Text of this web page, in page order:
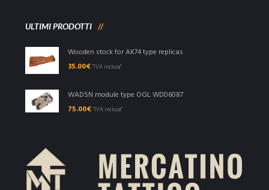
ULTIMI PRODOTTI
Wooden stock for AK74 type replicas
35.00€ "IVA inclusa"
WADSN module type OGL WD06087
75.00€ "IVA inclusa"